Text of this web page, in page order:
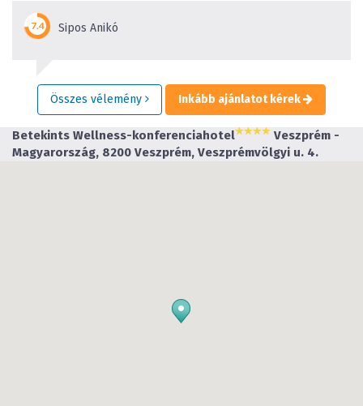
Sipos Anikó
Összes vélemény Inkább ajánlatot kérek
Betekints Wellness-konferenciahotel
Veszprém -
Magyarország, 8200 Veszprém, Veszprémvölgyi u. 4.